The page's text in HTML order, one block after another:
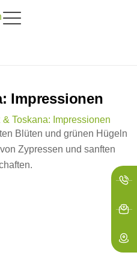
Impressionen
& Toskana: Impressionen